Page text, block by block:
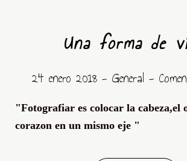
Una forma de
24 enero 2018 - General -
"Fotografiar es colocar la cabeza,el
corazon en un mismo eje "